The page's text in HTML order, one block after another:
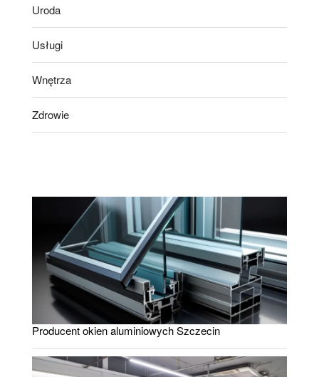
Uroda
Usługi
Wnętrza
Zdrowie
Producent okien aluminiowych Szczecin